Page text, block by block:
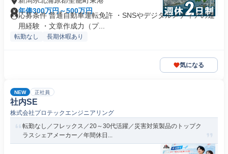
年俸300万円～500万円
応募条件 普通自動車運転免許 ・SNSやデジタルメディアの運
用経験 ・文章作成力（プ...
転勤なし 長期休暇あり
気になる
NEW 正社員
社内SE
株式会社プロテックエンジニアリング
転勤なし／フレックス／20～30代活躍／災害対策製品のトップク
ラスシェアメーカー／年間休日...